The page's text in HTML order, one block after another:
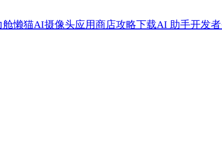
舱懒猫AI摄像头应用商店攻略下载AI 助手开发者